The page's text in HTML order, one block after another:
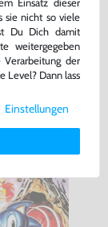
€
Einsatz dieser
sie nicht so viele
Du Dich damit
weitergegeben
der
Level? Dann lass
Cookies und
Daten­schutz­
Einstellungen